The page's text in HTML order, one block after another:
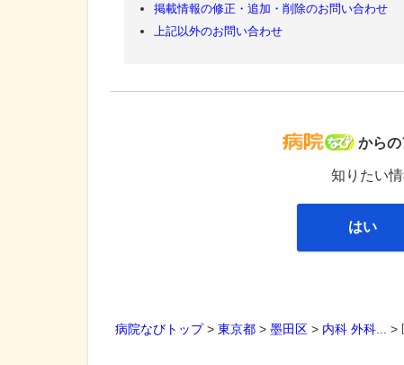
掲載情報の修正・追加・削除のお問い合わせ
上記以外のお問い合わせ
病院な
からの
知りたい
はい
病院なびトップ> 東京都 > 墨田区 > 内科 外科 ... >